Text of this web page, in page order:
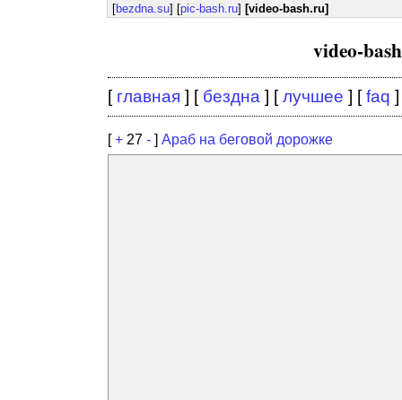
[bezdna.su] [pic-bash.ru] [video-bash.ru]
video-
[ главная ] [ бездна ] [лучшее ] [faq ]
[+ 27 - ] Араб на беговой дорожке